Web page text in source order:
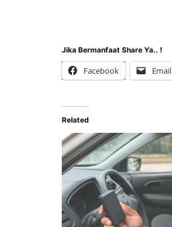
Jika Bermanfaat Share Ya.. !
Facebook Email
Related